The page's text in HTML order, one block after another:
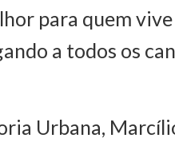
para quem vive
a todos os
Urbana,